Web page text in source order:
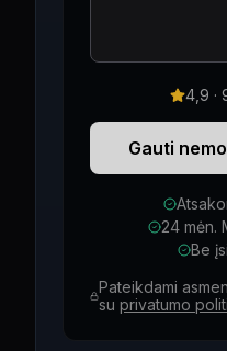
4,9 ·
Gauti
24 mėn.
Be
Pateikdami
su privatumo